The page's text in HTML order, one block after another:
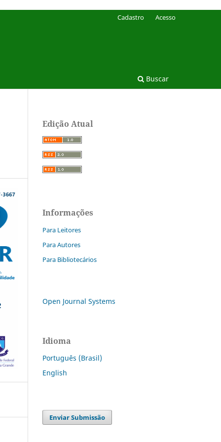
Buscar
Cadastro Acesso
Edição Atual
Informações
Para Leitores
Para Autores
Para Bibliotecários
Open Journal Systems
Idioma
Português (Brasil)
English
Enviar Submissão